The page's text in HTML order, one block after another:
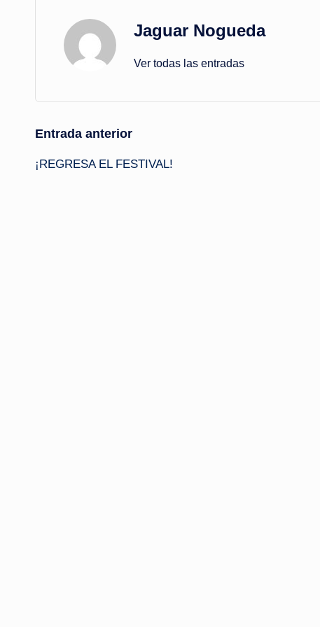
Jaguar Nogueda
Ver todas las entradas
Navegación
de
Entrada anterior
¡REGRESA EL FESTIVAL!